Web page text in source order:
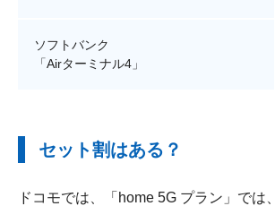
ソフトバンク
「Airターミナル4」
セット割はある？
ドコモでは、「home 5G プラン」では、